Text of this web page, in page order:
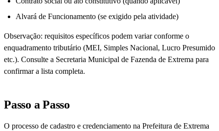
Alvará de Funcionamento (se exigido pela atividade)
Observação: requisitos específicos podem variar conforme o
enquadramento tributário (MEI, Simples Nacional, Lucro Presumido
etc.). Consulte a Secretaria Municipal de Fazenda de Extrema para
confirmar a lista completa.
Passo a Passo
O processo de cadastro e credenciamento na Prefeitura de Extrema